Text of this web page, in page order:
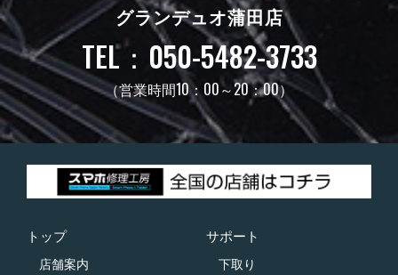
グランデュオ蒲田店
TEL：050-5482-3733
（営業時間10：00～20：00）
トップ
店舗案内
サポート
下取り